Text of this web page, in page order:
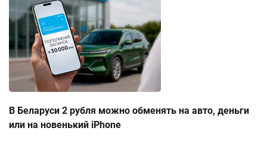
В Беларуси 2 рубля можно обменять на авто, деньги
или на новенький iPhone